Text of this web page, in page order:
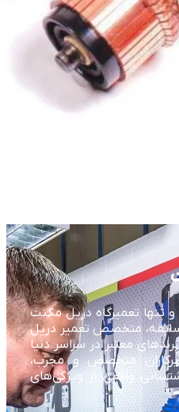
و تنها تعمیرگاه دریل مگنت
بیش از ۳۰ سال سابقه، متخصص تعمیر دریل
معتبر در سراسر دنیا
متخصص و مجرب،
واقعی از ویژگی‌های